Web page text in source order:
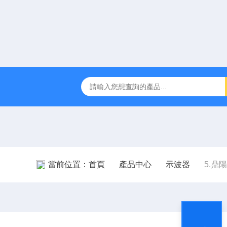
測試系統 MSO58/MSO56/MSO54泰克Tektronix
當前位置： 首頁 產品中心 示波器 5.鼎